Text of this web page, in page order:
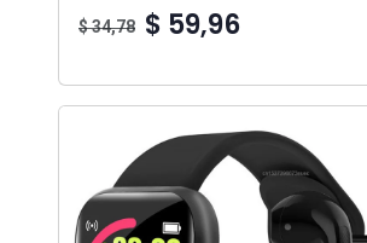
$ 34,78 $ 59,96